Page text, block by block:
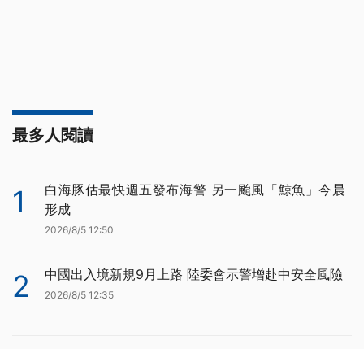
最多人閱讀
1
白海豚估最快週五發布海警 另一颱風「鯨魚」今晨
形成
2026/8/5 12:50
2 中國出入境新規9月上路 陸委會示警增赴中安全風險
2026/8/5 12:35